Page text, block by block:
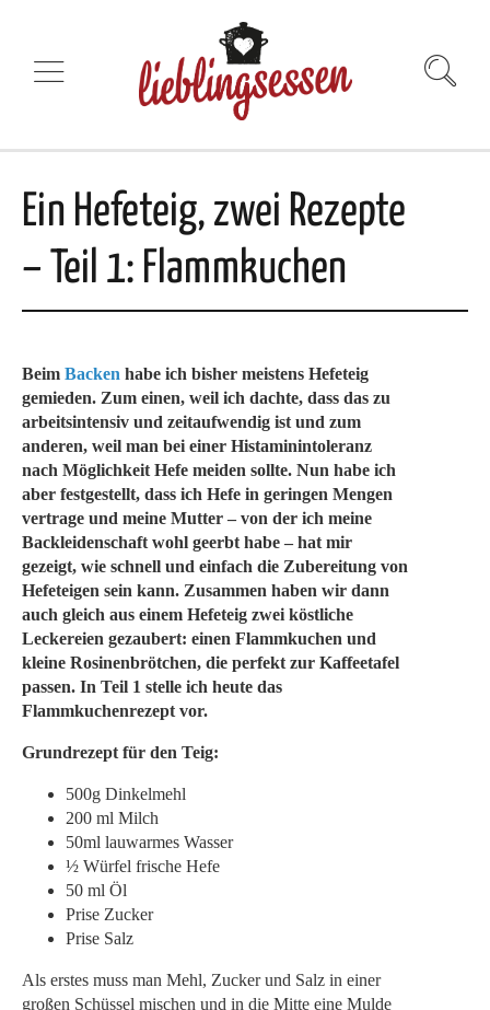
Ein Hefeteig, zwei Rezepte
– Teil 1: Flammkuchen
Beim Backen habe ich bisher meistens Hefeteig
gemieden. Zum einen, weil ich dachte, dass das zu
arbeitsintensiv und zeitaufwendig ist und zum
anderen, weil man bei einer Histaminintoleranz
nach Möglichkeit Hefe meiden sollte. Nun habe ich
aber festgestellt, dass ich Hefe in geringen Mengen
vertrage und meine Mutter – von der ich meine
Backleidenschaft wohl geerbt habe – hat mir
gezeigt, wie schnell und einfach die Zubereitung von
Hefeteigen sein kann. Zusammen haben wir dann
auch gleich aus einem Hefeteig zwei köstliche
Leckereien gezaubert: einen Flammkuchen und
kleine Rosinenbrötchen, die perfekt zur Kaffeetafel
passen. In Teil 1 stelle ich heute das
Flammkuchenrezept vor.
Grundrezept für den Teig:
500g Dinkelmehl
200 ml Milch
50ml lauwarmes Wasser
½ Würfel frische Hefe
50 ml Öl
Prise Zucker
Prise Salz
Als erstes muss man Mehl, Zucker und Salz in einer
großen Schüssel mischen und in die Mitte eine Mulde